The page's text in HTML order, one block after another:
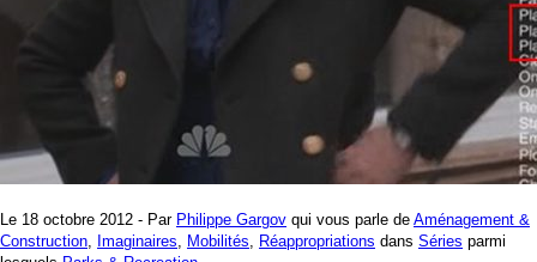
Le 18 octobre 2012 - Par Philippe Gargov qui vous parle de Aménagement &
Construction Imaginaires Mobilités Réappropriations dans Séries parmi